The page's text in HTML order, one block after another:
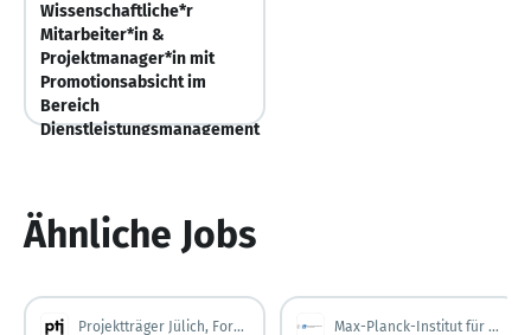
Wissenschaftliche*r
Mitarbeiter*in &
Projektmanager*in mit
Promotionsabsicht im
Bereich
Dienstleistungsmanagement
Vor 5 Stunden
Vor 5 Stunden veröffentlicht
Ähnliche Jobs
Projektträger Jülich, Forschungszentrum Jülich GmbH Max-Planck-Institut für Biochemie